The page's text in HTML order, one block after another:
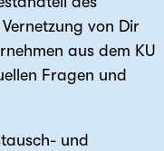
von Dir
aus dem KU
Fragen und
und